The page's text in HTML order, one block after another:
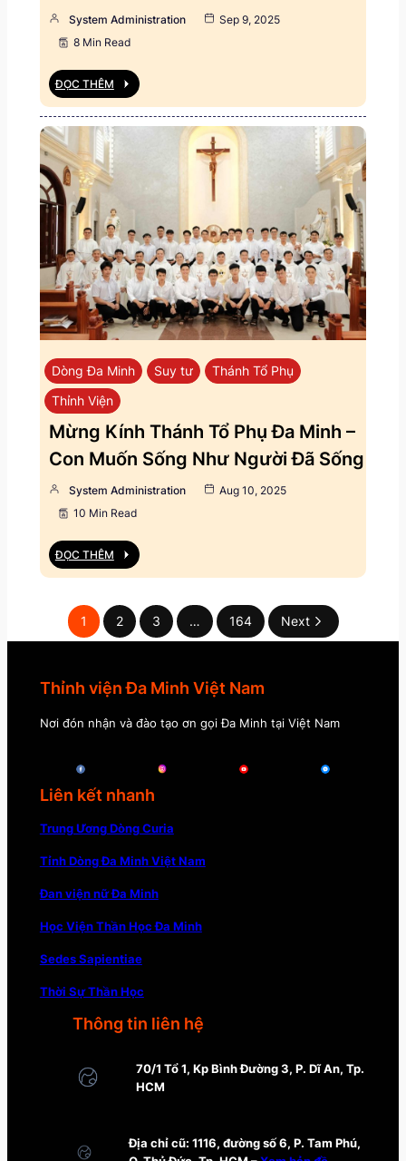
System Administration
Sep 9, 2025
8 Min Read
ĐỌC THÊM
Dòng Đa Minh Suy tư
Thánh Tổ Phụ
Thỉnh Viện
Mừng Kính Thánh Tổ Phụ Đa Minh –
Con Muốn Sống Như Người Đã Sống
System Administration
Aug 10, 2025
10 Min Read
ĐỌC THÊM
1 2 3 … 164 Next
Thỉnh viện Đa Minh Việt Nam
Nơi đón nhận và đào tạo ơn gọi Đa Minh tại Việt Nam
Liên kết nhanh
Trung Ương Dòng Curia
Tỉnh Dòng Đa Minh Việt Nam
Đan viện nữ Đa Minh
Học Viện Thần Học Đa Minh
Sedes Sapientiae
Thời Sự Thần Học
Thông tin liên hệ
70/1 Tổ 1, Kp Bình Đường 3, P. Dĩ An, Tp.
HCM
Địa chỉ cũ: 1116, đường số 6, P. Tam Phú,